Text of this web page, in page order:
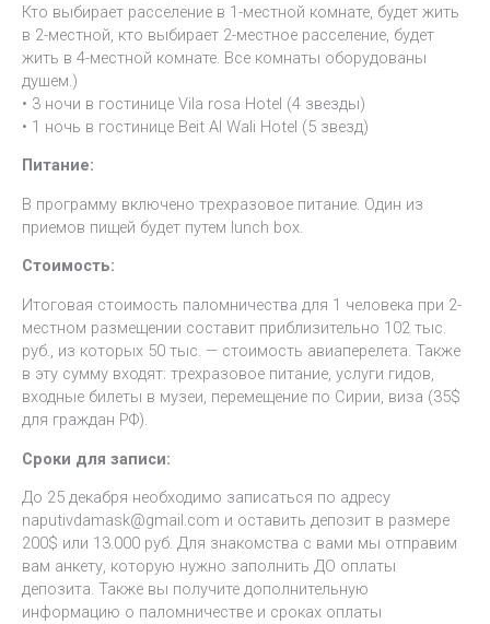
Кто выбирает расселение в 1-местной комнате, будет жить
в 2-местной, кто выбирает 2-местное расселение, будет
жить в 4-местной комнате. Все комнаты оборудованы
душем.)
• 3 ночи в гостинице Vila rosa Hotel (4 звезды)
• 1 ночь в гостинице Beit Al Wali Hotel (5 звезд)
Питание:
В программу включено трехразовое питание. Один из
приемов пищей будет путем lunch box.
Стоимость:
Итоговая стоимость паломничества для 1 человека при 2-
местном размещении составит приблизительно 102 тыс.
руб., из которых 50 тыс. — стоимость авиаперелета. Также
в эту сумму входят: трехразовое питание, услуги гидов,
входные билеты в музеи, перемещение по Сирии, виза (35$
для граждан РФ).
Сроки для записи:
До 25 декабря необходимо записаться по адресу
naputivdamask@gmail.com и оставить депозит в размере
200$ или 13.000 руб. Для знакомства с вами мы отправим
вам анкету, которую нужно заполнить ДО оплаты
депозита. Также вы получите дополнительную
информацию о паломничестве и сроках оплаты